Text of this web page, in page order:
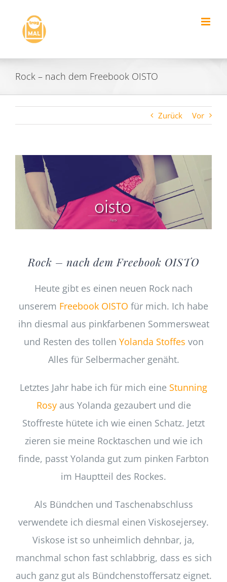
springen
Rock – nach dem Freebook OISTO
Zurück Vor
Zeige
grösseres
Rock – nach dem Freebook OISTO
Heute gibt es einen neuen Rock nach
unserem Freebook OISTO für mich. Ich habe
ihn diesmal aus pinkfarbenen Sommersweat
und Resten des tollen Yolanda Stoffes von
Alles für Selbermacher genäht.
Letztes Jahr habe ich für mich eine Stunning
Rosyaus Yolanda gezaubert und die
Stoffreste hütete ich wie einen Schatz. Jetzt
zieren sie meine Rocktaschen und wie ich
finde, passt Yolanda gut zum pinken Farbton
im Hauptteil des Rockes.
Als Bündchen und Taschenabschluss
verwendete ich diesmal einen Viskosejersey.
Viskose ist so unheimlich dehnbar, ja,
manchmal schon fast schlabbrig, dass es sich
auch ganz gut als Bündchenstoffersatz eignet.